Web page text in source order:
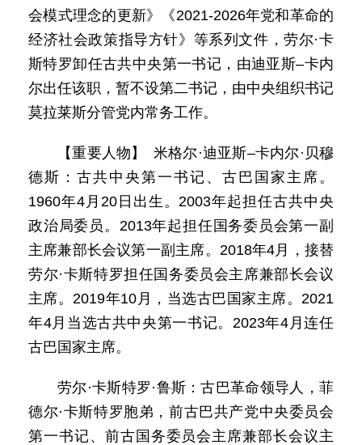
会模式理念的更新》《2021-2026年党和革命的
经济社会政策指导方针》等系列文件，劳尔·卡
斯特罗卸任古共中央第一书记，由迪亚斯–卡内
尔出任该职，暂不设第二书记，由中央组织书记
莫拉莱斯分管党内常务工作。
【重要人物】 米格尔·迪亚斯–卡内尔·贝穆
德斯：古共中央第一书记、古巴国家主席。
1960年4月20日出生。2003年起担任古共中央
政治局委员。2013年起担任国务委员会第一副
主席兼部长会议第一副主席。2018年4月，接替
劳尔·卡斯特罗担任国务委员会主席兼部长会议
主席。2019年10月，当选古巴国家主席。2021
年4月当选古共中央第一书记。2023年4月连任
古巴国家主席。
劳尔·卡斯特罗·鲁斯：古巴革命领导人，菲
德尔·卡斯特罗胞弟，前古巴共产党中央委员会
第一书记、前古国务委员会主席兼部长会议主